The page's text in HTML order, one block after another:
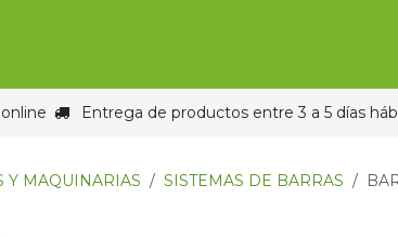
Entrega de productos entre 3 a 5 días
Y MAQUINARIAS SISTEMAS DE BARRAS